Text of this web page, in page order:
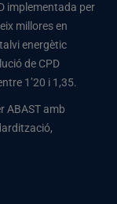
implementada per
millores en
energètic
de CPD
1’20 i 1,35.
ABAST amb